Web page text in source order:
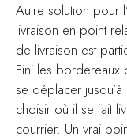
Autre solution pour
livraison en point
de livraison est
Fini les bordereaux
se déplacer
choisir où il se fait
courrier. Un vrai